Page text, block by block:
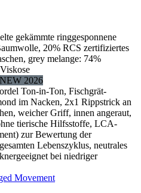
gekämmte ringgesponnene
20% RCS zertifiziertes
grey melange: 74%
NEW 2026
Ton-in-Ton, Fischgrät-
im Nacken, 2x1 Rippstrick an
weicher Griff, innen angeraut,
tierische Hilfsstoffe, LCA-
zur Bewertung der
Lebenszyklus, neutrales
bei niedriger
Movement